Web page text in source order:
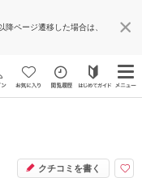
ページ遷移した場合は、
クチコミを書く